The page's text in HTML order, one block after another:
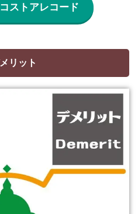
ストアレコード
リット